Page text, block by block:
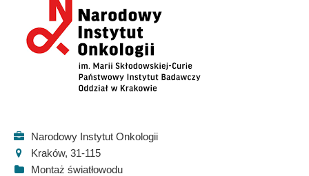
Narodowy Instytut Onkologii
Kraków, 31-115
Montaż światłowodu